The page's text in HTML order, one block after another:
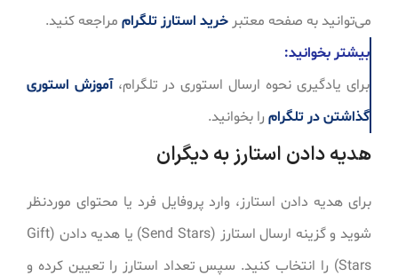
می‌توانید به صفحه معتبر خرید استارز تلگرام مراجعه کنید.
بیشتر بخوانید:
برای یادگیری نحوه ارسال استوری در تلگرام،آموزش استوری
گذاشتن در تلگرام را بخوانید.
هدیه دادن استارز به دیگران
برای هدیه دادن استارز، وارد پروفایل فرد یا محتوای موردنظر
شوید و گزینه ارسال استارز (Send Stars) یا هدیه دادن (Gift
Stars) را انتخاب کنید. سپس تعداد استارز را تعیین کرده و